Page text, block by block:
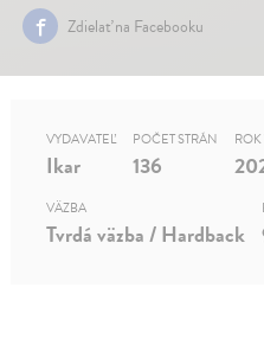
Zdielať na Facebooku
VYDAVATEĽ
Ikar
POČET STRÁN
136
VÄZBA
Tvrdá väzba / Hardback